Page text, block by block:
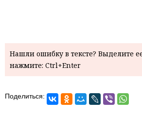
Нашли ошибку в тексте? Выделите
нажмите: Ctrl+Enter
Поделиться: